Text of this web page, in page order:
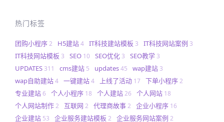
热门标签
团购小程序2 H5建站4 IT科技建站模板 3 IT科技网站案例 3
IT科技网站模板 3 SEO 10 SEO优化 3 SEO教学 3
UPDATES 311 cms建站 5 updates45 wap建站 3
wap自助建站4 一键建站4 上线了活动 17 下单小程序2
专业建站6 个人小程序 18 个人建站26 个人网站 18
个人网站制作2 互联网 2 代理商故事2 企业小程序 16
企业建站 53 企业服务建站模板 2 企业服务网站案例 2